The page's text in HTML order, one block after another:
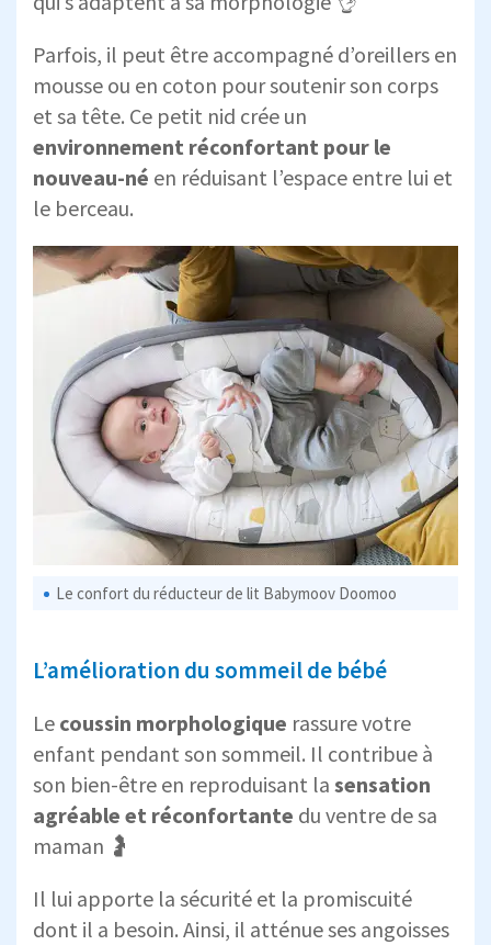
Parfois, il peut être accompagné d’oreillers en
mousse ou en coton pour soutenir son corps
et sa tête. Ce petit nid crée un
environnement réconfortant pour le
nouveau-né en réduisant l’espace entre lui et
le berceau.
Le confort du réducteur de lit Babymoov Doomoo
L’amélioration du sommeil de bébé
Le coussin morphologique rassure votre
enfant pendant son sommeil. Il contribue à
son bien-être en reproduisant la sensation
agréable et réconfortante du ventre de sa
maman 🤰
Il lui apporte la sécurité et la promiscuité
dont il a besoin. Ainsi, il atténue ses angoisses